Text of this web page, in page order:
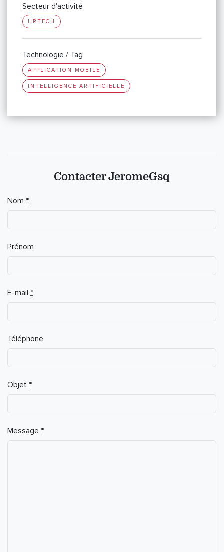
Secteur d'activité
HRTECH
Technologie / Tag
APPLICATION MOBILE
INTELLIGENCE ARTIFICIELLE
Contacter JeromeGsq
Nom *
Prénom
E-mail *
Téléphone
Objet *
Message *